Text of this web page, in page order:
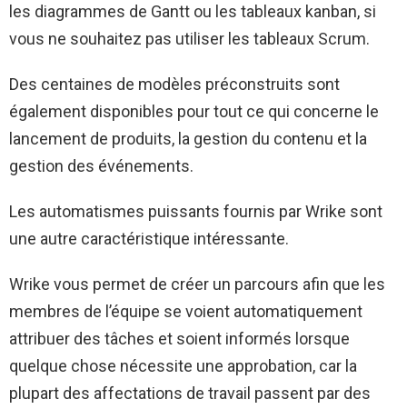
les diagrammes de Gantt ou les tableaux kanban, si
vous ne souhaitez pas utiliser les tableaux Scrum.
Des centaines de modèles préconstruits sont
également disponibles pour tout ce qui concerne le
lancement de produits, la gestion du contenu et la
gestion des événements.
Les automatismes puissants fournis par Wrike sont
une autre caractéristique intéressante.
Wrike vous permet de créer un parcours afin que les
membres de l’équipe se voient automatiquement
attribuer des tâches et soient informés lorsque
quelque chose nécessite une approbation, car la
plupart des affectations de travail passent par des